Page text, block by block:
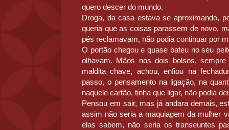
quero descer do mundo.
Droga, da casa estava se aproximando,
queria que as coisas parassem de novo,
pés reclamavam, não podia continuar por
O portão chegou e quase bateu no seu
olhavam. Mãos nos dois bolsos,
maldita chave, achou, enfiou na
passo, o pensamento na ligação, na
naquele cartão, tinha que ligar, não podia
Pensou em sair, mas já andara demais,
assim não seria a maquiagem da mulher
elas sabem, não seria os transeuntes